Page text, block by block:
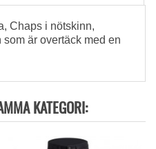
Chaps i nötskinn,
är overtäck med en
KATEGORI: